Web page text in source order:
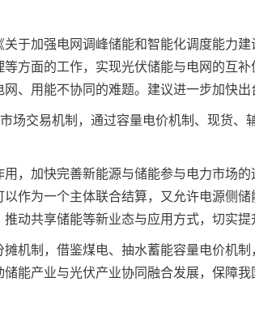
加强电网调峰储能和智能化调度能力建
方面的工作，实现光伏储能与电网的互
、用能不协同的难题。建议进一步加快出
交易机制，通过容量电价机制、现货、
加快完善新能源与储能参与电力市场的
作为一个主体联合结算，又允许电源侧
动共享储能等新业态与应用方式，切实提
制，借鉴煤电、抽水蓄能容量电价机制
能产业与光伏产业协同融合发展，保障我